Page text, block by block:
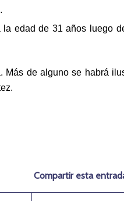
edad de 31 años luego
Más de alguno se habrá
Compartir esta